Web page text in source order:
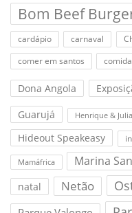
Bom Beef
cardápio carnaval
comer em santos
Dona Angola
Guarujá Henrique &
Hideout Speakeasy
Mamáfrica Marina
natal Netão